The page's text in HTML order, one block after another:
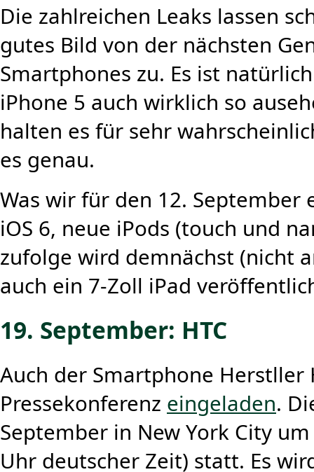
Die zahlreichen Leaks lassen
gutes Bild von der nächsten
Smartphones zu. Es ist
iPhone 5 auch wirklich so
halten es für sehr
es genau.
Was wir für den 12. September
iOS 6, neue iPods (touch und
zufolge wird demnächst (nicht
auch ein 7-Zoll iPad
19. September: HTC
Auch der Smartphone Herstller
Pressekonferenz eingeladen.
September in New York City
Uhr deutscher Zeit) statt. Es